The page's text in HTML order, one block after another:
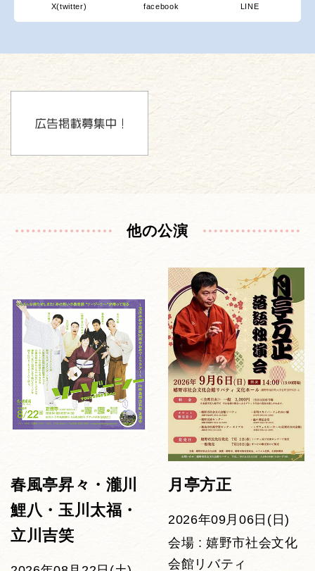
X(twitter) facebook LINE
他の公演
春風亭昇々・瀧川
鯉八・玉川太福・
立川吉笑
月亭方正
2026年09月06日(日)
会場 : 嬉野市社会文化
会館リバティ